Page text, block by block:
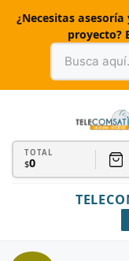
¿Necesitas
proyecto?
TOTAL
$0